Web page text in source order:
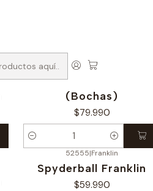
402 Big Game Hunter
Set de Petanca
(Bochas)
$79.990
Cantidad
52555|Franklin
Spyderball Franklin
$59.990